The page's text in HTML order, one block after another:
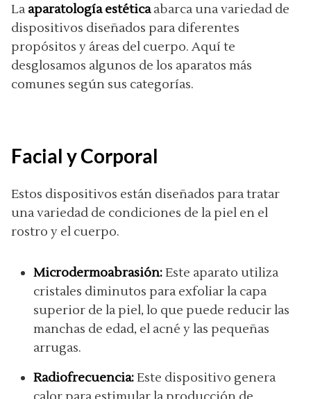
La aparatología estéticaabarca una variedad de
dispositivos diseñados para diferentes
propósitos y áreas del cuerpo. Aquí te
desglosamos algunos de los aparatos más
comunes según sus categorías.
Facial y Corporal
Estos dispositivos están diseñados para tratar
una variedad de condiciones de la piel en el
rostro y el cuerpo.
Microdermoabrasión:Este aparato utiliza
cristales diminutos para exfoliar la capa
superior de la piel, lo que puede reducir las
manchas de edad, el acné y las pequeñas
arrugas.
Radiofrecuencia:Este dispositivo genera